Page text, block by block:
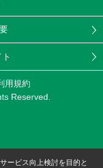
用規約
Reserved.
ービス向上検討を目的と